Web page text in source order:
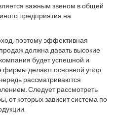
важным звеном в общей
предприятия на
поэтому эффективная
должна давать высокие
будет успешной и
фирмы делают основной упор
рассматриваются
Следует рассмотреть
от которых зависит система по